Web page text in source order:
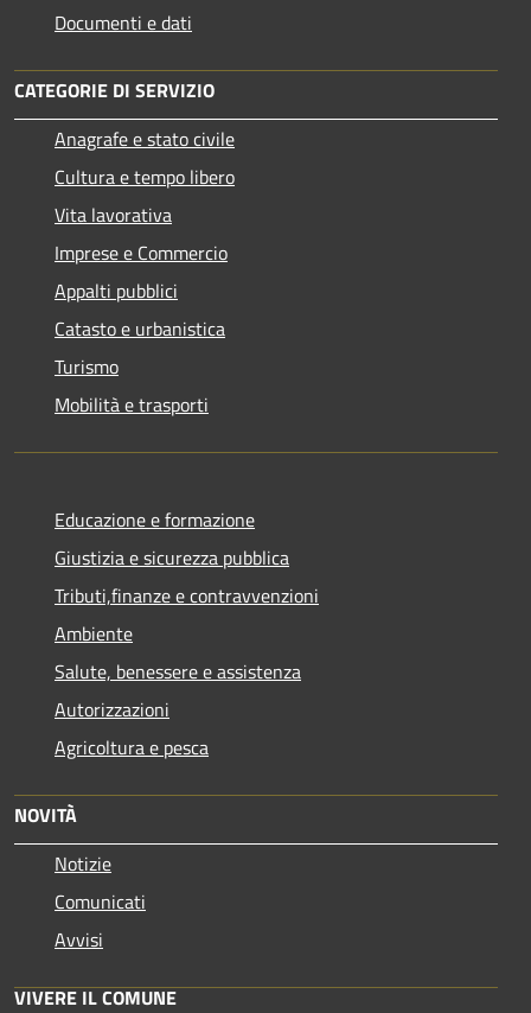
Documenti e dati
CATEGORIE DI SERVIZIO
Anagrafe e stato civile
Cultura e tempo libero
Vita lavorativa
Imprese e Commercio
Appalti pubblici
Catasto e urbanistica
Turismo
Mobilità e trasporti
Educazione e formazione
Giustizia e sicurezza pubblica
Tributi,finanze e contravvenzioni
Ambiente
Salute, benessere e assistenza
Autorizzazioni
Agricoltura e pesca
NOVITÀ
Notizie
Comunicati
Avvisi
VIVERE IL COMUNE